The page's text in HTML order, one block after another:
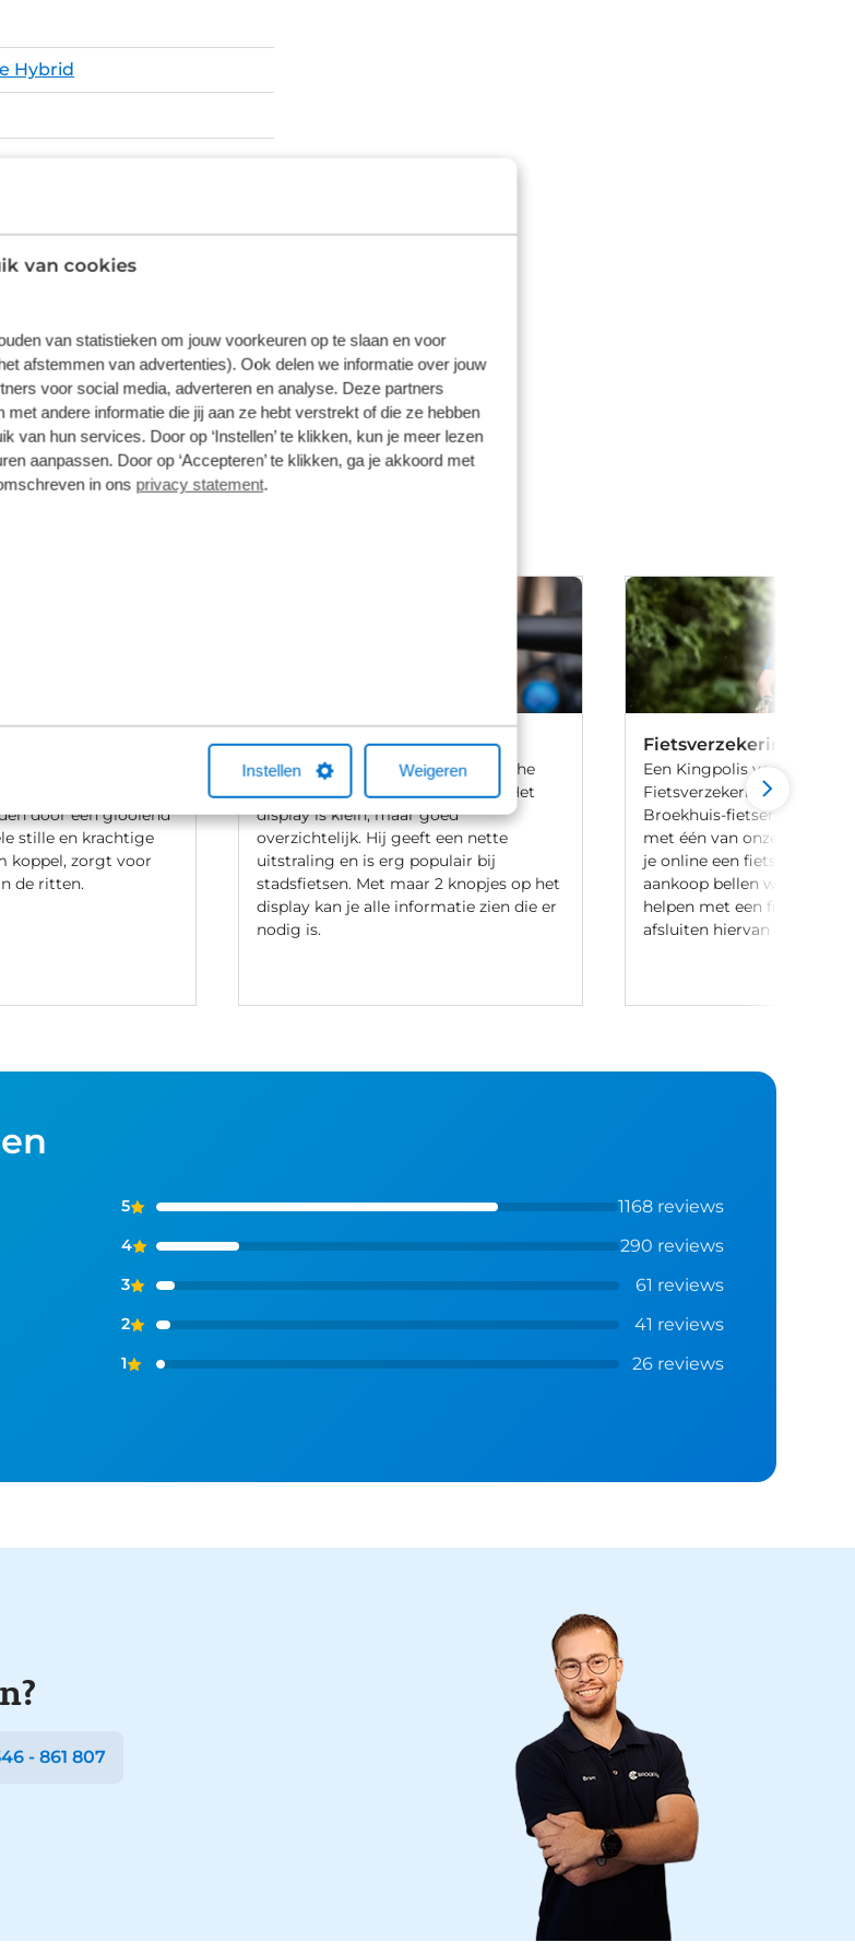
van cookies
van statistieken om jouw voorkeuren op te slaan en voor
afstemmen van advertenties). Ook delen we informatie over jouw
voor social media, adverteren en analyse. Deze partners
andere informatie die jij aan ze hebt verstrekt of die ze hebben
van hun services. Door op ‘Instellen’ te klikken, kun je meer lezen
aanpassen. Door op ‘Accepteren’ te klikken, ga je akkoord met
in ons privacy statement.
Instellen Weigeren
voorvork geen
een 500Wh accu en
7-speed versnellingsnaaf
en langdurig gebruik.
Hybrid
Comfort Ride
Headtube, Premium
Semi-Integrated Carrier,
Op basis van beschikbaarheid of
Plus
motor is gemaakt
stad of lekker
door een glooiend
stille en krachtige
koppel, zorgt voor
de ritten.
Bosch Purion
Bosch Purion is een minimalistische
boordcomputer voor een e-bike. Het
display is klein, maar goed
overzichtelijk. Hij geeft een nette
uitstraling en is erg populair bij
stadsfietsen. Met maar 2 knopjes op het
display kan je alle informatie zien die er
nodig is.
Fietsverzekering
Een Kingpolis voor
Fietsverzekering sluit je af
Broekhuis-fietsenwinkels
met één van onze
je online een fiets bij
aankoop bellen we je altijd
helpen met een
afsluiten hiervan is niet
5 1168 reviews
4 290 reviews
3 61 reviews
2 41 reviews
1 26 reviews
- 861 807